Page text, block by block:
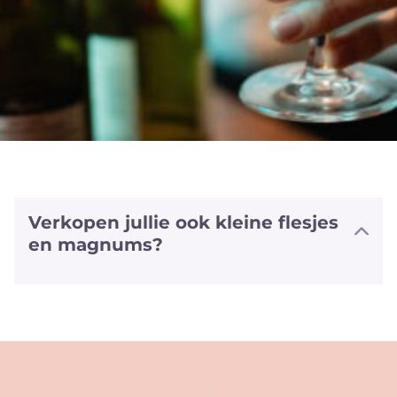
Verkopen jullie ook kleine flesjes
en magnums?